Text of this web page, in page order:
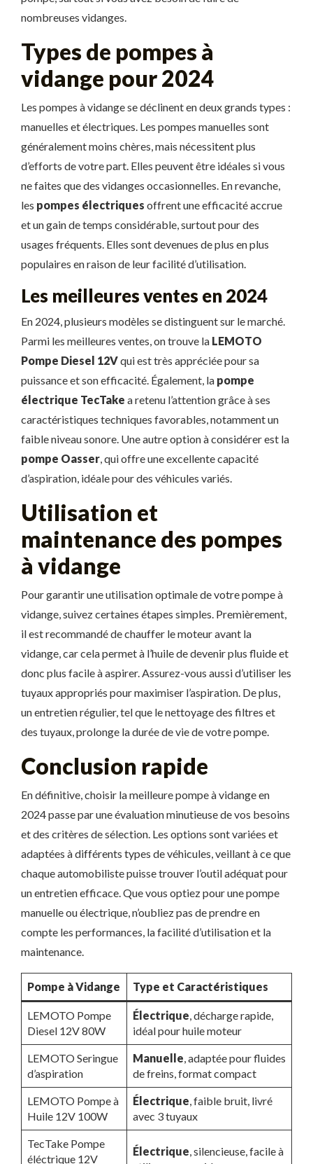
nombreuses vidanges.
Types de pompes à
vidange pour 2024
Les pompes à vidange se déclinent en deux grands types :
manuelles et électriques. Les pompes manuelles sont
généralement moins chères, mais nécessitent plus
d’efforts de votre part. Elles peuvent être idéales si vous
ne faites que des vidanges occasionnelles. En revanche,
les pompes électriques offrent une efficacité accrue
et un gain de temps considérable, surtout pour des
usages fréquents. Elles sont devenues de plus en plus
populaires en raison de leur facilité d’utilisation.
Les meilleures ventes en 2024
En 2024, plusieurs modèles se distinguent sur le marché.
Parmi les meilleures ventes, on trouve la LEMOTO
Pompe Diesel 12Vqui est très appréciée pour sa
puissance et son efficacité. Également, la pompe
électrique TecTake a retenu l’attention grâce à ses
caractéristiques techniques favorables, notamment un
faible niveau sonore. Une autre option à considérer est la
pompe Oasser, qui offre une excellente capacité
d’aspiration, idéale pour des véhicules variés.
Utilisation et
maintenance des pompes
à vidange
Pour garantir une utilisation optimale de votre pompe à
vidange, suivez certaines étapes simples. Premièrement,
il est recommandé de chauffer le moteur avant la
vidange, car cela permet à l’huile de devenir plus fluide et
donc plus facile à aspirer. Assurez-vous aussi d’utiliser les
tuyaux appropriés pour maximiser l’aspiration. De plus,
un entretien régulier, tel que le nettoyage des filtres et
des tuyaux, prolonge la durée de vie de votre pompe.
Conclusion rapide
En définitive, choisir la meilleure pompe à vidange en
2024 passe par une évaluation minutieuse de vos besoins
et des critères de sélection. Les options sont variées et
adaptées à différents types de véhicules, veillant à ce que
chaque automobiliste puisse trouver l’outil adéquat pour
un entretien efficace. Que vous optiez pour une pompe
manuelle ou électrique, n’oubliez pas de prendre en
compte les performances, la facilité d’utilisation et la
maintenance.
Pompe à Vidange Type et Caractéristiques
LEMOTO Pompe
Diesel 12V 80W
Électrique, décharge rapide,
idéal pour huile moteur
LEMOTO Seringue
d’aspiration
Manuelle, adaptée pour fluides
de freins, format compact
LEMOTO Pompe à
Huile 12V 100W
Électrique, faible bruit, livré
avec 3 tuyaux
TecTake Pompe
éléctrique 12V
Électrique, silencieuse, facile à